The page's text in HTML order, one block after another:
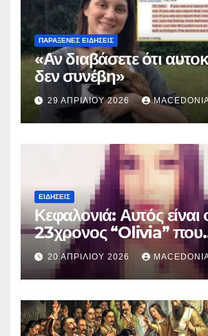
ΠΑΡΆΞΕΝΕΣ ΕΙΔΉΣΕΙΣ
«Αν διαβάσετε ότι
δεν συνέβη»
29 ΑΠΡΙΛΊΟΥ 2026
ΕΙΔΉΣΕΙΣ
Κεφαλονιά: Αυτός είναι
23χρονος “Olivia” που
κατηγορείται για τον
Μυρτούς
20 ΑΠΡΙΛΊΟΥ 2026